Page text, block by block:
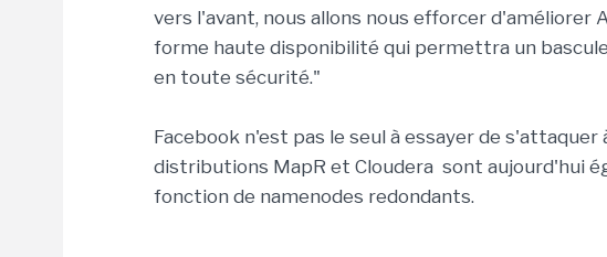
vers l'avant, nous allons nous efforcer d'améliorer
forme haute disponibilité qui permettra un
en toute sécurité."
Facebook n'est pas le seul à essayer de
distributions MapR et Cloudera sont aujourd'hui
fonction de namenodes redondants.